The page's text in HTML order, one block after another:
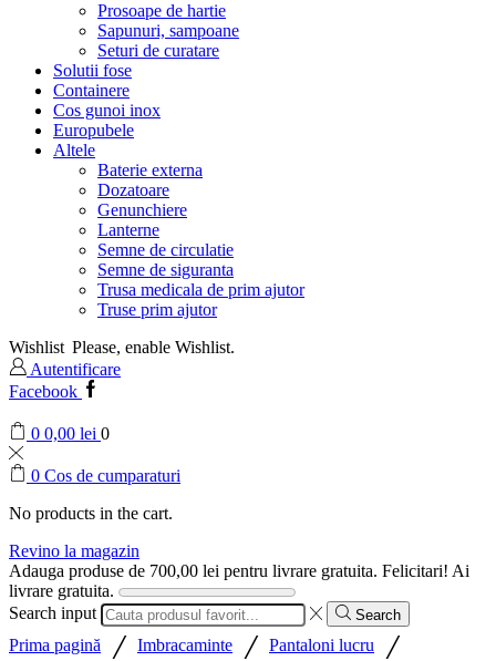
Prosoape de hartie
Sapunuri, sampoane
Seturi de curatare
Solutii fose
Containere
Cos gunoi inox
Europubele
Altele
Baterie externa
Dozatoare
Genunchiere
Lanterne
Semne de circulatie
Semne de siguranta
Trusa medicala de prim ajutor
Truse prim ajutor
Wishlist Please, enable Wishlist.
Autentificare
Facebook
0 0,00 lei 0
0 Cos de cumparaturi
No products in the cart.
Revino la magazin
Adauga produse de 700,00 lei pentru livrare gratuita. Felicitari! Ai
livrare gratuita.
Search input
Search
Prima pagină / Imbracaminte / Pantaloni lucru /